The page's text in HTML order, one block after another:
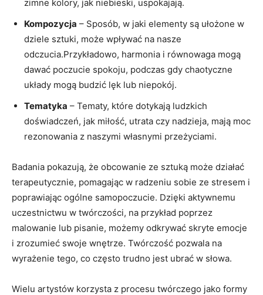
zimne kolory, jak niebieski, uspokajają.
Kompozycja – Sposób, w jaki elementy są ułożone w
dziele sztuki, może wpływać na nasze
odczucia.Przykładowo, harmonia i równowaga mogą
dawać poczucie spokoju, podczas gdy chaotyczne
układy mogą budzić lęk lub niepokój.
Tematyka – Tematy, które dotykają ludzkich
doświadczeń, jak miłość, utrata czy nadzieja, mają moc
rezonowania z naszymi własnymi przeżyciami.
Badania pokazują, że obcowanie ze sztuką może działać
terapeutycznie, pomagając w radzeniu sobie ze stresem i
poprawiając ogólne samopoczucie. Dzięki aktywnemu
uczestnictwu w twórczości, na przykład poprzez
malowanie lub pisanie, możemy odkrywać skryte emocje
i zrozumieć swoje wnętrze. Twórczość pozwala na
wyrażenie tego, co często trudno jest ubrać w słowa.
Wielu artystów korzysta z procesu twórczego jako formy